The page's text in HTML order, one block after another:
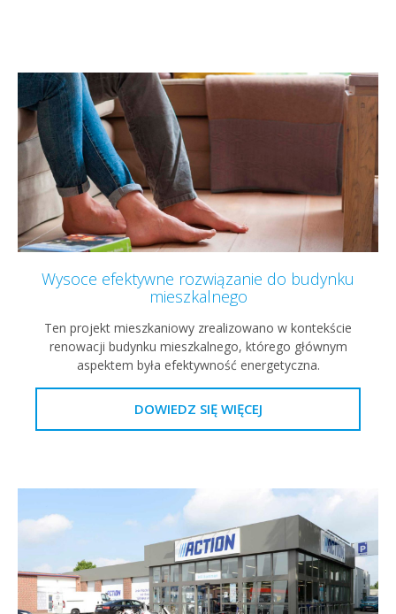
Wysoce efektywne rozwiązanie do budynku
mieszkalnego
Ten projekt mieszkaniowy zrealizowano w kontekście
renowacji budynku mieszkalnego, którego głównym
aspektem była efektywność energetyczna.
DOWIEDZ SIĘ WIĘCEJ